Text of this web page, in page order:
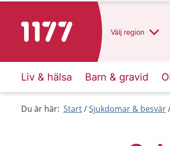
Till startsidan för 1177 Välj region
Liv & hälsa Barn & gravid
Du är här: Start Sjukdomar & besvär